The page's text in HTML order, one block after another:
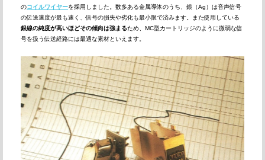
のコイルワイヤーを採用しました。数多ある金属導体のうち、銀（Ag）は音声信号
の伝送速度が最も速く、信号の損失や劣化も最小限で済みます。また使用している
銀線の純度が高いほどその傾向は強まるため、MC型カートリッジのように微弱な信
号を扱う伝送経路には最適な素材といえます。